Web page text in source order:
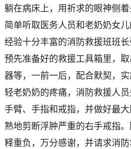
躺在病床上，用祈求的眼神侧着
简单听取医务人员和老奶奶女
经验十分丰富的消防救援班班
预先准备好的救援工具箱里，
器等，一前一后，配合默契，
轻老奶奶的疼痛，消防救援人
手臂、手指和戒指，并做好最
熟地剪断浮肿严重的右手戒指
释重负，万分感谢，并请求消